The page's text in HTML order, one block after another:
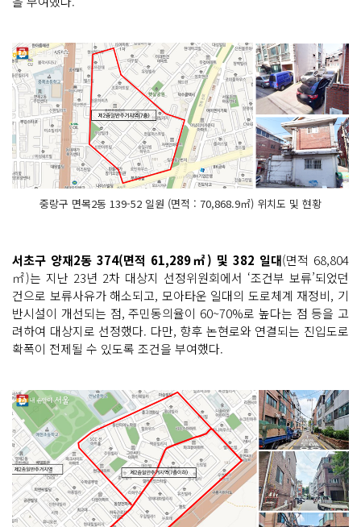
중랑구 면목2동 139-52 일원 (면적 : 70,868.9㎡) 위치도 및 현황
서초구 양재2동 374(면적 61,289㎡) 및 382 일대(면적 68,804
㎡)는 지난 23년 2차 대상지 선정위원회에서 ‘조건부 보류’되었던
건으로 보류사유가 해소되고, 모아타운 일대의 도로체계 재정비, 기
반시설이 개선되는 점, 주민동의율이 60~70%로 높다는 점 등을 고
려하여 대상지로 선정했다. 다만, 향후 논현로와 연결되는 진입도로
확폭이 전제될 수 있도록 조건을 부여했다.